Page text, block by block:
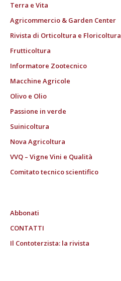
Terra e Vita
Agricommercio & Garden Center
Rivista di Orticoltura e Floricoltura
Frutticoltura
Informatore Zootecnico
Macchine Agricole
Olivo e Olio
Passione in verde
Suinicoltura
Nova Agricoltura
VVQ – Vigne Vini e Qualità
Comitato tecnico scientifico
Abbonati
CONTATTI
Il Contoterzista: la rivista